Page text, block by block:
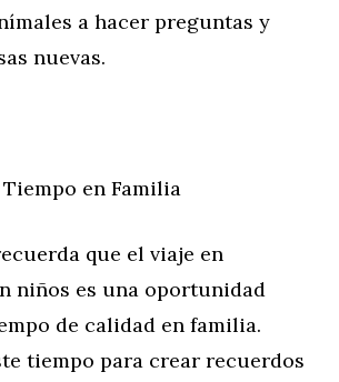
a hacer preguntas y
nuevas.
en Familia
que el viaje en
niños es una oportunidad
de calidad en familia.
tiempo para crear recuerdos